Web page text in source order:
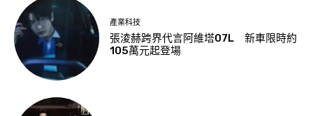
產業科技
張淩赫跨界代言阿維塔07L 新車限時約
105萬元起登場